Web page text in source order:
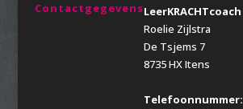
ContactgegevensLeerKRACHTcoach
Roelie Zijlstra
De Tsjems 7
8735 HX Itens
Telefoonnummer: